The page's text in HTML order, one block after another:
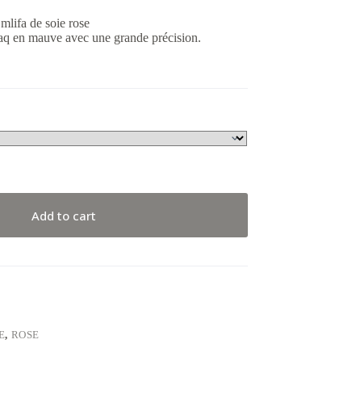
de soie rose
en mauve avec une grande précision.
Add to cart
, ROSE